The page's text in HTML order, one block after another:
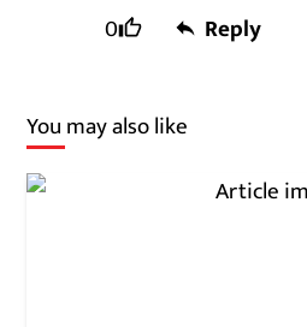
0 Reply
You may also like